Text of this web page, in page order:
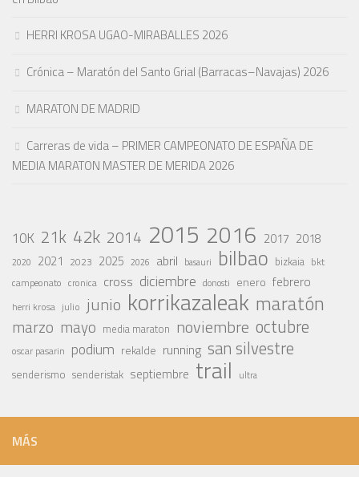
HERRI KROSA UGAO-MIRABALLES 2026
Crónica – Maratón del Santo Grial (Barracas–Navajas) 2026
MARATON DE MADRID
Carreras de vida – PRIMER CAMPEONATO DE ESPAÑA DE
MEDIA MARATON MASTER DE MERIDA 2026
10K 21k 42k 2014 2015 2016 2017 2018
2020 2021 2023 2025 2026 abril basauri bilbao bizkaia bkt
campeonato cronica cross diciembre donosti enero febrero
herri krosa julio junio korrikazaleak maratón
marzo mayo media maraton noviembre octubre
oscar pasarin podium rekalde running san silvestre
senderismo senderistak septiembre trail ultra
MÁS